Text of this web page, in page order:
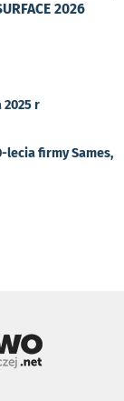
2026
2025 r
lecia firmy Sames,